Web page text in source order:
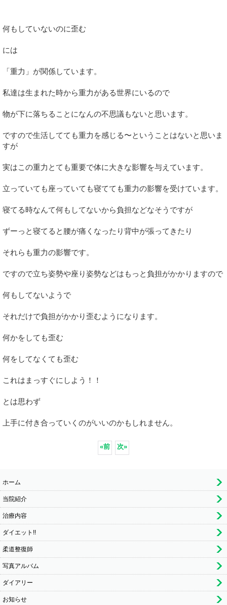
何もしていないのに歪む
には
「重力」が関係しています。
私達は生まれた時から重力がある世界にいるので
物が下に落ちることになんの不思議もないと思います。
ですので生活してても重力を感じる〜ということはないと思いま
すが
実はこの重力とても重要で体に大きな影響を与えています。
立っていても座っていても寝てても重力の影響を受けています。
寝てる時なんて何もしてないから負担などなそうですが
ずーっと寝てると腰が痛くなったり背中が張ってきたり
それらも重力の影響です。
ですので立ち姿勢や座り姿勢などはもっと負担がかかりますので
何もしてないようで
それだけで負担がかかり歪むようになります。
何かをしても歪む
何をしてなくても歪む
これはまっすぐにしよう！！
とは思わず
上手に付き合っていくのがいいのかもしれません。
«前 次»
ホーム
当院紹介
治療内容
ダイエット!!
柔道整復師
写真アルバム
ダイアリー
お知らせ